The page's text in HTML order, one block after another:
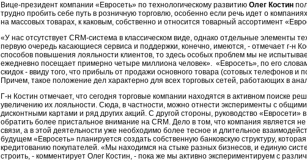
Вице-президент компании «Евросеть» по технологическому развитию Олег Костин
трудно пробить себе путь в розничную торговлю, особенно если речь идет о
на массовых товарах, к каковым, собственно и относится товарный ассортимент
«У нас отсутствует CRM-система в классическом виде, однако отдельные элементы
первую очередь касающиеся сервиса и поддержки, конечно, имеются, - отмечает г-н
способов повышения лояльности клиентов, то здесь особых проблем мы не
ежедневно посещает примерно четыре миллиона человек». «Евросеть», по его
скидок - ввиду того, что прибыль от продажи основного товара (сотовых телефонов и
Причем, такое положение дел характерно для всех торговых сетей, работающих в
Г-н Костин отмечает, что сегодня торговые компании находятся в активном поиске
увеличению их лояльности. Сюда, в частности, можно отнести эксперименты с общими
дисконтными картами и ряд других акций. С другой стороны, руководство
обратить более пристальное внимание на CRM. Дело в том, что компания является
связи, а в этой деятельности уже необходимо более тесное и длительное
будущем «Евросеть» планируется создать собственную банковскую структуру,
кредитованию покупателей. «Мы находимся на стыке разных бизнесов, и единую
строить, - комментирует Олег Костин, - пока же мы активно экспериментируем с